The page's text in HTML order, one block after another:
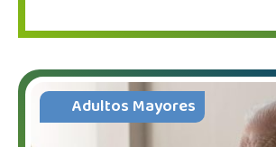
Adultos Mayores